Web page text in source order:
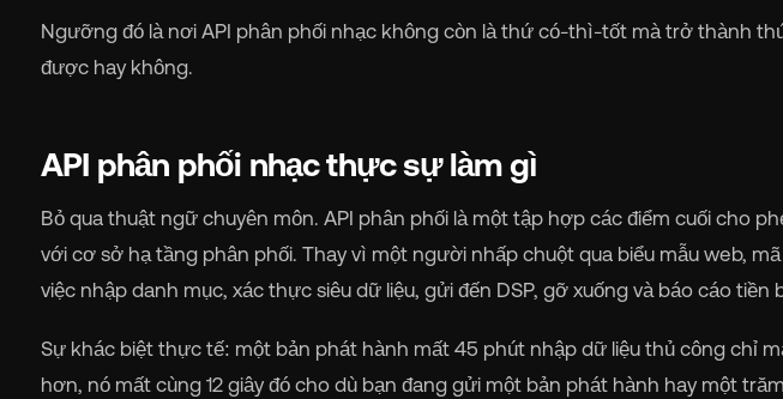
🇫🇷
🇧🇷Português
Ngưỡng đó là nơi API phân phối nhạc không còn là thứ có-thì-tốt mà trở thành
được hay không.
API phân phối nhạc thực sự làm gì
Bỏ qua thuật ngữ chuyên môn. API phân phối là một tập hợp các điểm cuối cho
với cơ sở hạ tầng phân phối. Thay vì một người nhấp chuột qua biểu mẫu web,
việc nhập danh mục, xác thực siêu dữ liệu, gửi đến DSP, gỡ xuống và báo cáo
Sự khác biệt thực tế: một bản phát hành mất 45 phút nhập dữ liệu thủ công chỉ
hơn, nó mất cùng 12 giây đó cho dù bạn đang gửi một bản phát hành hay một